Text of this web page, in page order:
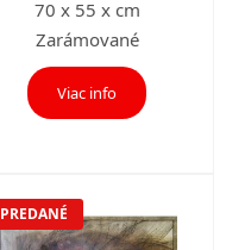
70 x 55 x cm
Zarámované
Viac info
PREDANÉ